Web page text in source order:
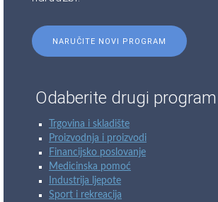
NARUČITE NOVI PROGRAM
Odaberite drugi program
Trgovina i skladište
Proizvodnja i proizvodi
Financijsko poslovanje
Medicinska pomoć
Industrija ljepote
Sport i rekreacija